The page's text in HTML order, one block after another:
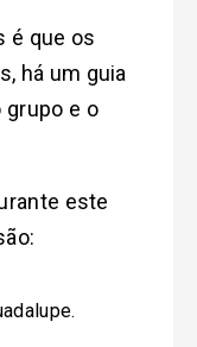
é que os
há um guia
e o
este